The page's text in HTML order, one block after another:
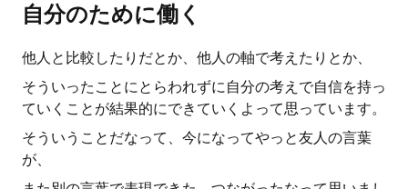
自分のために働く
他人と比較したりだとか、他人の軸で考えたりとか、
そういったことにとらわれずに自分の考えで自信を持っ
ていくことが結果的にできていくよって思っています。
そういうことだなって、今になってやっと友人の言葉
が、